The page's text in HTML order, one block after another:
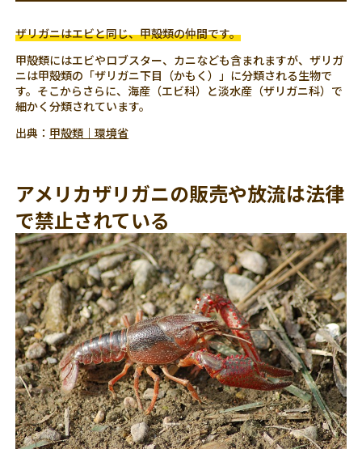
ザリガニはエビと同じ、甲殻類の仲間です。
甲殻類にはエビやロブスター、カニなども含まれますが、ザリガ
ニは甲殻類の「ザリガニ下目（かもく）」に分類される生物で
す。そこからさらに、海産（エビ科）と淡水産（ザリガニ科）で
細かく分類されています。
出典： 甲殻類｜環境省
アメリカザリガニの販売や放流は法律
で禁止されている